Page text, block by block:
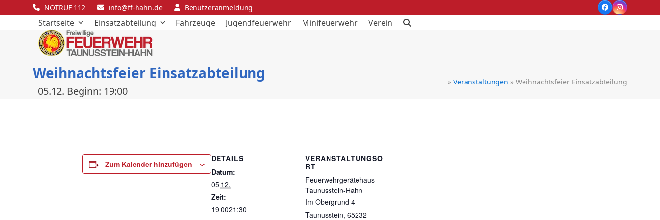
to
NOTRUF 112 info@ff-hahn.de Benutzeranmeldung FacebookInstagram
Startseite Einsatzabteilung Fahrzeuge Jugendfeuerwehr Minifeuerwehr Verein
Weihnachtsfeier Einsatzabteilung
05.12. Beginn: 19:00
» Veranstaltungen » Weihnachtsfeier Einsatzabteilung
Zum Kalender hinzufügen
DETAILS
Datum:
05.12.
Zeit:
19:0021:30
VERANSTALTUNGSO
RT
Feuerwehrgerätehaus
Taunusstein-Hahn
Im Obergrund 4
Taunusstein, 65232